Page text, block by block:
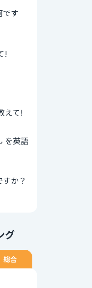
です
!
えて!
を英語
か？
グ
総合